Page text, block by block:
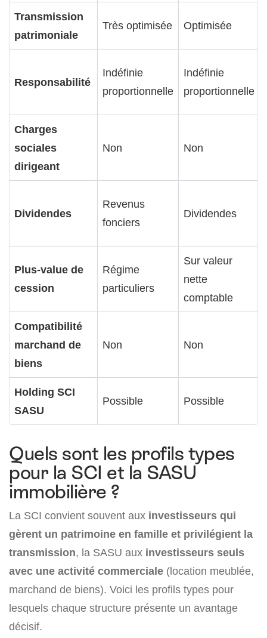
Transmission
patrimoniale
Très optimisée Optimisée
Responsabilité
Indéfinie
proportionnelle
Indéfinie
proportionnelle
Charges
sociales
dirigeant
Non Non
Dividendes
Revenus
fonciers
Dividendes
Plus-value de
cession
Régime
particuliers
Sur valeur
nette
comptable
Compatibilité
marchand de
biens
Non Non
Holding SCI
SASU
Possible Possible
Quels sont les profils types
pour la SCI et la SASU
immobilière ?
La SCI convient souvent aux investisseurs qui
gèrent un patrimoine en famille et privilégient la
transmission, la SASU aux investisseurs seuls
avec une activité commerciale (location meublée,
marchand de biens). Voici les profils types pour
lesquels chaque structure présente un avantage
décisif.